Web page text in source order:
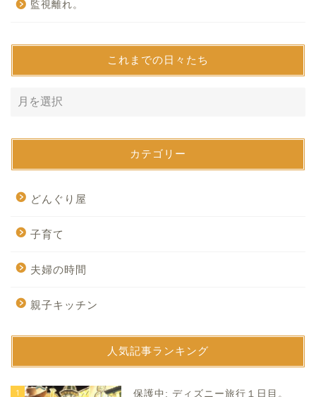
監視離れ。
これまでの日々たち
カテゴリー
どんぐり屋
子育て
夫婦の時間
親子キッチン
人気記事ランキング
1
保護中: ディズニー旅行１日目。